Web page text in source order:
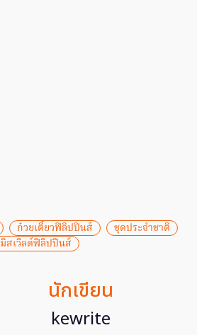
ก๋วยเตี๋ยวฟิลิปปินส์
ชุดประจำชาติ
มิสเวิลด์ฟิลิปปินส์
นักเขียน
kewrite